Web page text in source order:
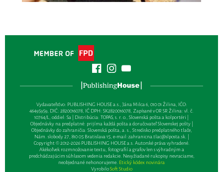
Vydavateľsťvo: PUBLISHING HOUSE a.s., Jána Milca 6, 010 01 Žilina, IČO:
46495959, DIČ: 2820016078, IČ DPH: SK2820016078, Zapísané v OR SR Žilina: vl. č.
10764/L, oddiel: Sa | Distribúcia: TOPAS, s. r. o., Slovenská pošta a kolportéri |
Objednávky na predplatné: prijíma každá pošta a doručovateľ Slovenskej pošty |
Objednávky do zahraničia: Slovenská pošta, a. s., Stredisko predplatného tlače,
Nám. slobody 27, 810 05 Bratislava 15, e-mail:zahranicna.tlac@slposta.sk. |
Copyright © 2012-2026 PUBLISHING HOUSE a.s. Autorské práva vyhradené.
Akékoľvek rozmnožovanie textu, fotografií a grafov len s výhradným a
predchádzajúcim súhlasom vedenia redakcie. Nevyžiadané rukopisy nevraciame,
neobjednané nehonorujeme. Etický kódex novinára
VyrobiloSoft Studio